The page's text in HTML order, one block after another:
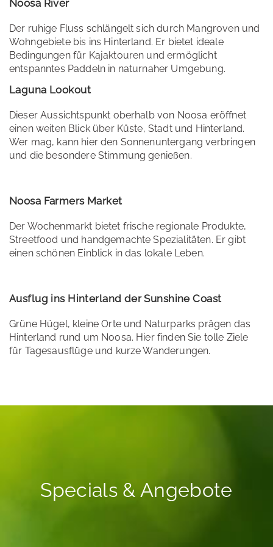
Noosa River
Der ruhige Fluss schlängelt sich durch Mangroven und
Wohngebiete bis ins Hinterland. Er bietet ideale
Bedingungen für Kajaktouren und ermöglicht
entspanntes Paddeln in naturnaher Umgebung.
Laguna Lookout
Dieser Aussichtspunkt oberhalb von Noosa eröffnet
einen weiten Blick über Küste, Stadt und Hinterland.
Wer mag, kann hier den Sonnenuntergang verbringen
und die besondere Stimmung genießen.
Noosa Farmers Market
Der Wochenmarkt bietet frische regionale Produkte,
Streetfood und handgemachte Spezialitäten. Er gibt
einen schönen Einblick in das lokale Leben.
Ausflug ins Hinterland der Sunshine Coast
Grüne Hügel, kleine Orte und Naturparks prägen das
Hinterland rund um Noosa. Hier finden Sie tolle Ziele
für Tagesausflüge und kurze Wanderungen.
Specials & Angebote